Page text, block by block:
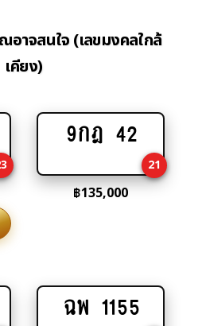
อาจสนใจ (เลขมงคลใกล้
เคียง)
Add
cart
9กฎ 42
21
฿135,000
Add
ฉพ 1155